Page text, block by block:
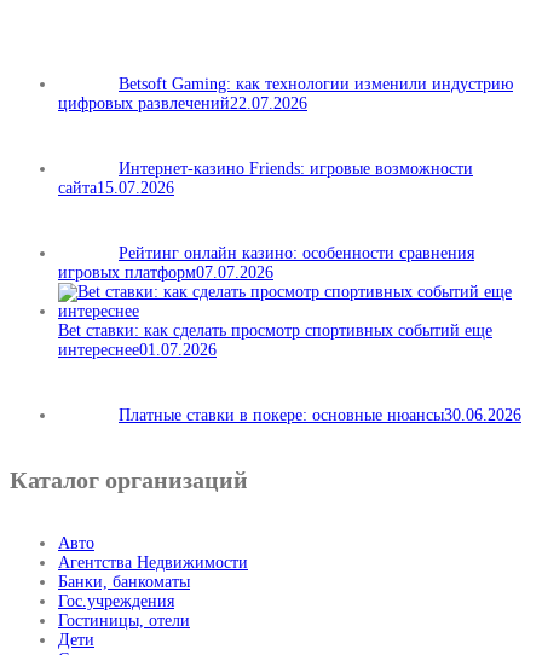
Betsoft Gaming: как технологии изменили индустрию
цифровых развлечений22.07.2026
Интернет-казино Friends: игровые возможности
сайта15.07.2026
Рейтинг онлайн казино: особенности сравнения
игровых платформ07.07.2026
Bet ставки: как сделать просмотр спортивных событий еще
интереснее01.07.2026
Платные ставки в покере: основные нюансы30.06.2026
Каталог организаций
Авто
Агентства Недвижимости
Банки, банкоматы
Гос.учреждения
Гостиницы, отели
Дети